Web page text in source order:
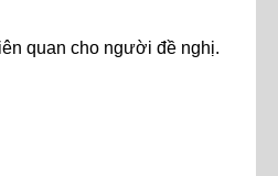
quan cho người đề nghị.